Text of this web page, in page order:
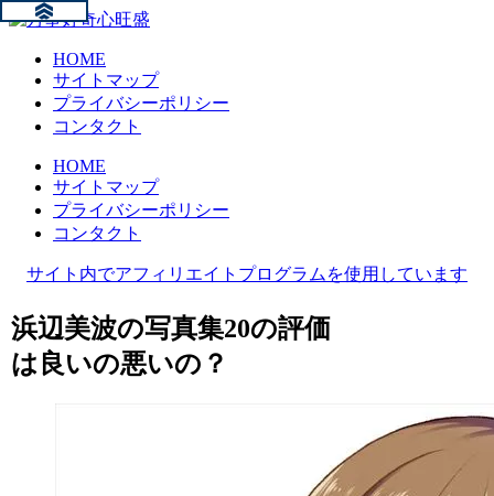
HOME
サイトマップ
プライバシーポリシー
コンタクト
HOME
サイトマップ
プライバシーポリシー
コンタクト
サイト内でアフィリエイトプログラムを使用しています
浜辺美波の写真集20の評価
は良いの悪いの？